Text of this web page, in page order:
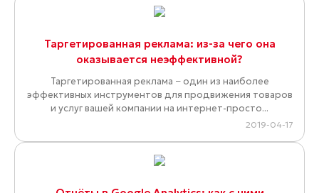
Таргетированная реклама: из-за чего она
оказывается неэффективной?
Таргетированная реклама − один из наиболее
эффективных инструментов для продвижения товаров
и услуг вашей компании на интернет-просто...
2019-04-17